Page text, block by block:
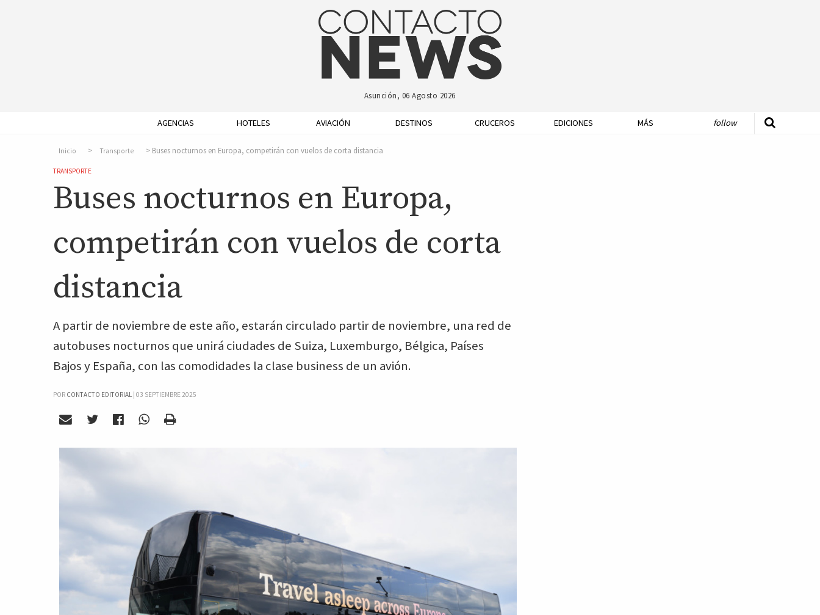
Asunción, 06 Agosto 2026
AGENCIAS HOTELES AVIACIÓN DESTINOS CRUCEROS EDICIONES MÁS follow
Inicio Transporte Buses nocturnos en Europa, competirán con vuelos de corta distancia
TRANSPORTE
Buses nocturnos en Europa,
competirán con vuelos de corta
distancia
A partir de noviembre de este año, estarán circulado partir de noviembre, una red de
autobuses nocturnos que unirá ciudades de Suiza, Luxemburgo, Bélgica, Países
Bajos y España, con las comodidades la clase business de un avión.
POR CONTACTO EDITORIAL | 03 SEPTIEMBRE 2025